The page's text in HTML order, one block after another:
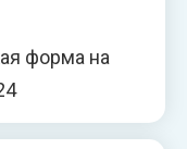
форма на